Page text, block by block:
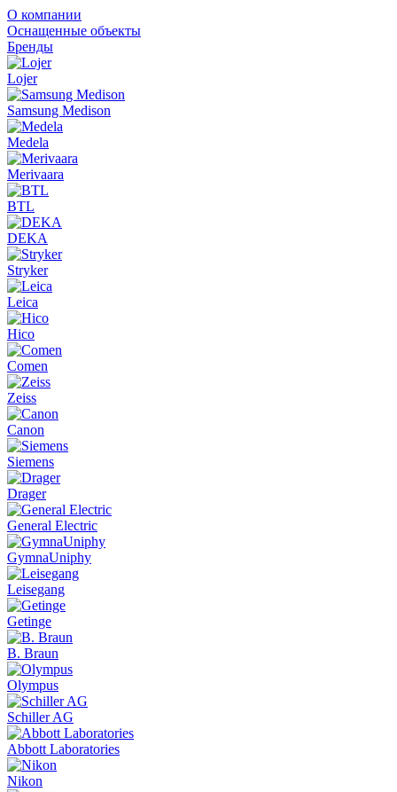
О компании
Оснащенные объекты
Бренды
Lojer
Samsung Medison
Medela
Merivaara
BTL
DEKA
Stryker
Leica
Hico
Comen
Zeiss
Canon
Siemens
Drager
General Electric
GymnaUniphy
Leisegang
Getinge
B. Braun
Olympus
Schiller AG
Abbott Laboratories
Nikon